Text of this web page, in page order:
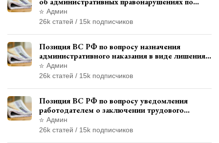
месту жительства и сроков давности
привлечения к ответственности
Админ
26k статей / 15k подписчиков
Позиция ВС РФ по вопросу назначения
административного наказания в виде лишения
права управления транспортными средствами
Админ
26k статей / 15k подписчиков
Позиция ВС РФ по вопросу уведомления
работодателем о заключении трудового
договора с бывшим государственным
служащим
Админ
26k статей / 15k подписчиков